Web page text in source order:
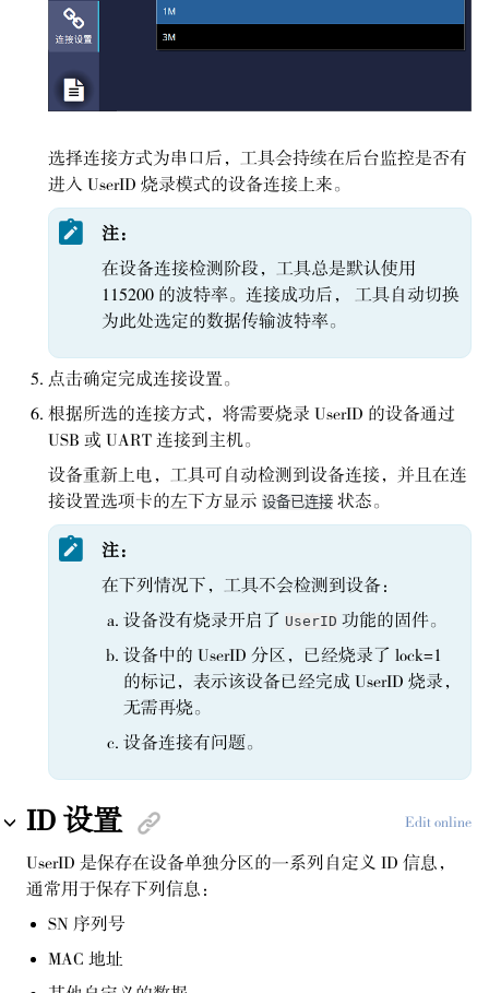
选择连接方式为串口后，工具会持续在后台监控是否有
进入 UserID 烧录模式的设备连接上来。
注：
在设备连接检测阶段，工具总是默认使用
115200 的波特率。连接成功后， 工具自动切换
为此处选定的数据传输波特率。
点击确定完成连接设置。
根据所选的连接方式，将需要烧录 UserID 的设备通过
USB 或 UART 连接到主机。
设备重新上电，工具可自动检测到设备连接，并且在连
接设置选项卡的左下方显示 设备已连接 状态。
注：
在下列情况下，工具不会检测到设备：
设备没有烧录开启了 UserID 功能的固件。
设备中的 UserID 分区，已经烧录了 lock=1
的标记，表示该设备已经完成 UserID 烧录，
无需再烧。
设备连接有问题。
Edit online
ID 设置
UserID 是保存在设备单独分区的一系列自定义 ID 信息，
通常用于保存下列信息：
SN 序列号
MAC 地址